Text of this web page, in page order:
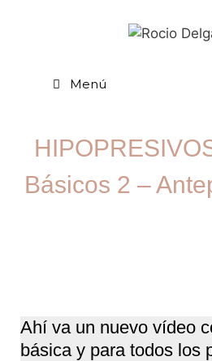
Menú
Básicos 2 –
Ahí va un nuevo vídeo
básica y para todos los